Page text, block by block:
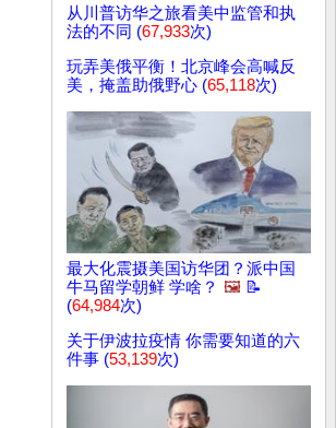
从川普访华之旅看美中监管和执
法的不同 (67,933次)
玩弄美俄平衡！北京峰会高喊反
美，掩盖助俄野心 (65,118次)
最大化震摄美国访华团？派中国
牛马留学朝鲜 学啥？ 🖼️ 📝
(64,984次)
关于伊波拉疫情 你需要知道的六
件事 (53,139次)